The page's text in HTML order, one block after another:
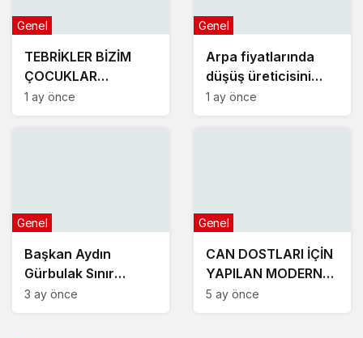
TEBRİKLER BİZİM
ÇOCUKLAR
YENİŞEHİR’İ
Genel
1 ay önce
Arpa fiyatlarında
düşüş üreticisini
üzdü
Genel
1 ay önce
Başkan Aydın
Gürbulak Sınır
Kapısının açılışına
Genel
3 ay önce
CAN DOSTLARI İÇİN
YAPILAN MODERN
TESİSLER YAKINDA
Genel
5 ay önce